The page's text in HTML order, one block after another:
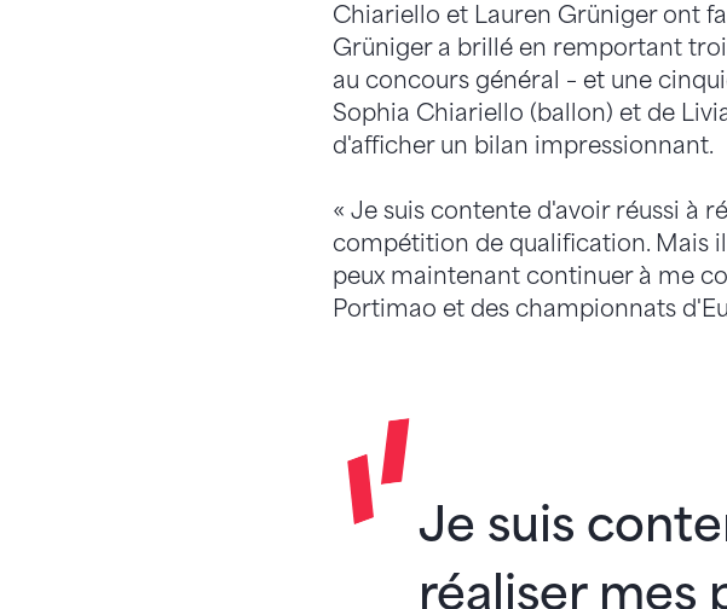
Chiariello et Lauren Grüniger ont
Grüniger a brillé en remportant
au concours général – et une
Sophia Chiariello (ballon) et de
d'afficher un bilan impressionnant.
« Je suis contente d'avoir réussi à
compétition de qualification. Mais
peux maintenant continuer à me
Portimao et des championnats
Je suis
réaliser mes